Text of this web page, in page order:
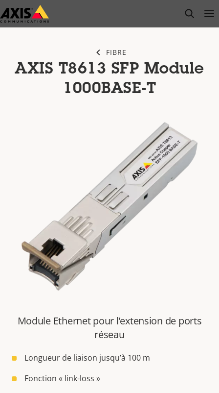
Passer
au
open
FIBRE
AXIS T8613 SFP Module
1000BASE-T
Module Ethernet pour l’extension de ports
réseau
Longueur de liaison jusqu’à 100 m
Fonction « link-loss »